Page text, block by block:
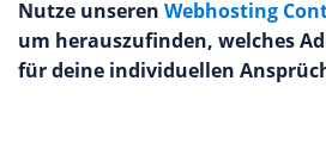
Nutze unseren Webhosting
um herauszufinden, welches
für deine individuellen